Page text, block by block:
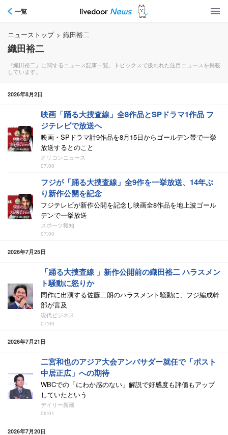
一覧
ニューストップ > 織田裕二
織田裕二
『織田裕二』に関するニュース記事一覧。トピックスで扱われた注目ニュースを掲載
しています。
2026年8月2日
映画「踊る大捜査線」全8作品とSPドラマ1作品 フ
ジテレビで放送へ
映画・SPドラマ計9作品を8月15日からゴールデン帯で一挙
放送するとのこと
オリコンニュース
07:00
フジが「踊る大捜査線」全9作を一挙放送、14年ぶ
り新作公開を記念
フジテレビが新作公開を記念し映画全8作品を地上波ゴール
デンで一挙放送
スポーツ報知
07:00
2026年7月25日
「踊る大捜査線 」新作公開前の織田裕二 ハラスメン
ト騒動に怒りか
同作に出演する佐藤二朗のハラスメント騒動に、フジ編成幹
部が言及
現代ビジネス
07:00
2026年7月21日
二宮和也のアジア大会アンバサダー就任で「ポスト
中居正広」への期待
WBCでの「にわか感のない」解説で好感度も評価もアップ
していたという
デイリー新潮
06:01
2026年7月20日